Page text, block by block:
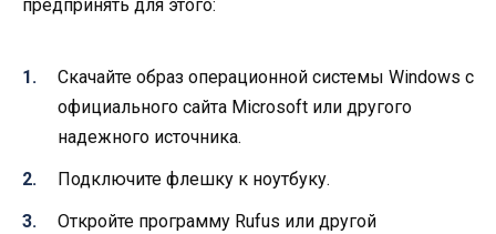
предпринять для этого:
Скачайте образ операционной системы Windows с
официального сайта Microsoft или другого
надежного источника.
Подключите флешку к ноутбуку.
Откройте программу Rufus или другой